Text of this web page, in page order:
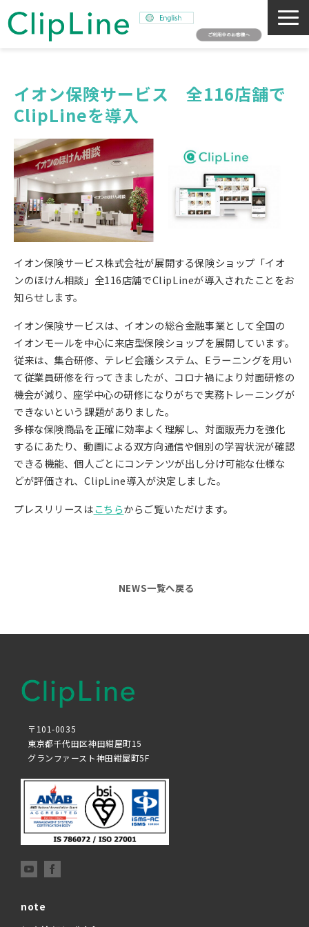
事業紹介
ミッション
ニュース
サステナビリティ
採用情報
SNAPSHOT
イオン保険サービス　全116店舗で
ClipLineを導入
イオン保険サービス株式会社が展開する保険ショップ「イオ
ンのほけん相談」全116店舗でClipLineが導入されたことをお
知らせします。
イオン保険サービスは、イオンの総合金融事業として全国の
イオンモールを中心に来店型保険ショップを展開しています。
従来は、集合研修、テレビ会議システム、Eラーニングを用い
て従業員研修を行ってきましたが、コロナ禍により対面研修の
機会が減り、座学中心の研修になりがちで実務トレーニングが
できないという課題がありました。
多様な保険商品を正確に効率よく理解し、対面販売力を強化
するにあたり、動画による双方向通信や個別の学習状況が確認
できる機能、個人ごとにコンテンツが出し分け可能な仕様な
どが評価され、ClipLine導入が決定しました。
プレスリリースはこちらからご覧いただけます。
NEWS一覧へ戻る
〒101-0035
東京都千代田区神田紺屋町15
グランファースト神田紺屋町5F
note